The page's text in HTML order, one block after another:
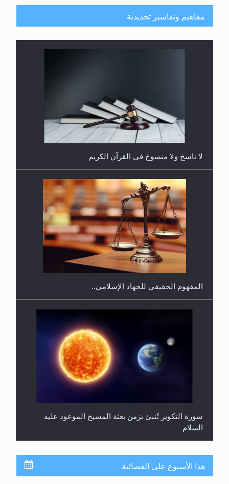
هل يُحسب حول الزكاة وفق السنة الميلادية أو الهجرية؟
هل يجوز فتح مشروع كوافير نسائي للمحجبات وغير
المحجبات؟
مفاهيم وتفاسير تجديدية
لا ناسخ ولا منسوخ في القرآن الكريم
المفهوم الحقيقي للجهاد الإسلامي..
سورة التكوير تُنبئ بزمن بعثة المسيح الموعود عليه
السلام
هذا الأسبوع على الفضائية